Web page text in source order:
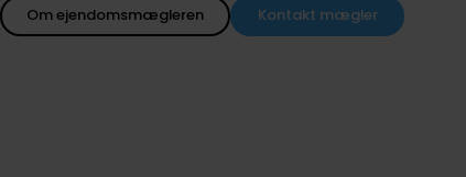
Om ejendomsmægleren Kontakt mægler